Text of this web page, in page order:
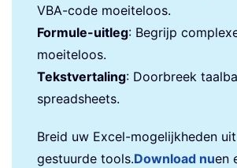
VBA-code moeiteloos.
Formule-uitleg: Begrijp
moeiteloos.
Tekstvertaling: Doorbreek
spreadsheets.
Breid uw Excel-mogelijkheden
gestuurde tools.Download nuen